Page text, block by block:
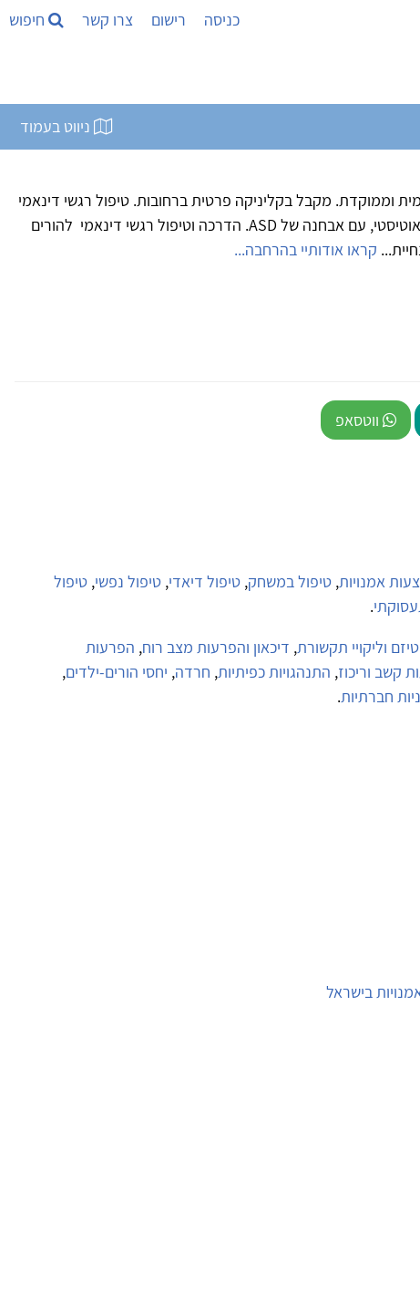
כניסה רישום צרו קשר חיפוש
ניווט בעמוד
וממוקדת. מקבל בקליניקה פרטית ברחובות. טיפול רגשי דינאמי
בילדים, נוער ובוגרים על הרצף האוטיסטי, עם אבחנה של ASD. הדרכה וטיפול רגשי דינאמי להורים
קראו אודותיי בהרחבה...
ווטסאפ
אמנויות, טיפול במשחק, טיפול דיאדי, טיפול נפשי, טיפול
.
וליקויי תקשורת, דיכאון והפרעות מצב רוח, הפרעות
קשב וריכוז, התנהגויות כפיתיות, חרדה, יחסי הורים-ילדים,
חברתיות.
בישראל